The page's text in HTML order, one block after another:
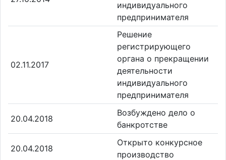
индивидуального
предпринимателя
02.11.2017
Решение
регистрирующего
органа о прекращении
деятельности
индивидуального
предпринимателя
20.04.2018
Возбуждено дело о
банкротстве
20.04.2018
Открыто конкурсное
производство